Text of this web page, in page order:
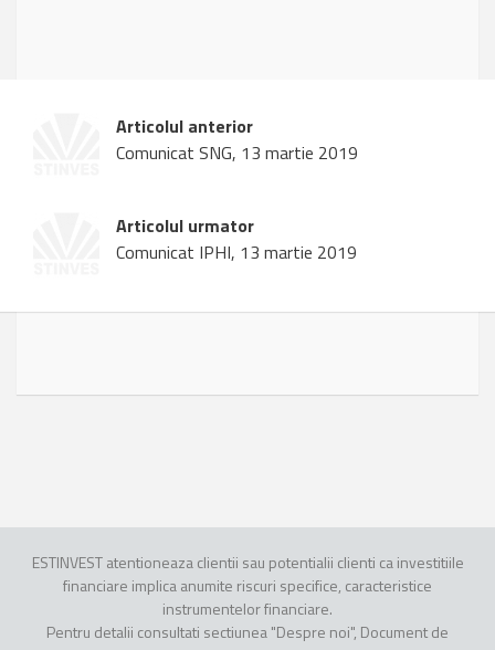
Articolul anterior
Comunicat SNG, 13 martie 2019
Articolul urmator
Comunicat IPHI, 13 martie 2019
ESTINVEST atentioneaza clientii sau potentialii clienti ca investitiile
financiare implica anumite riscuri specifice, caracteristice
instrumentelor financiare.
Pentru detalii consultati sectiunea "Despre noi", Document de